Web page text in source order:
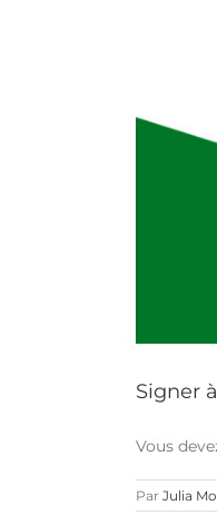
Signer
Vous
Par Julia